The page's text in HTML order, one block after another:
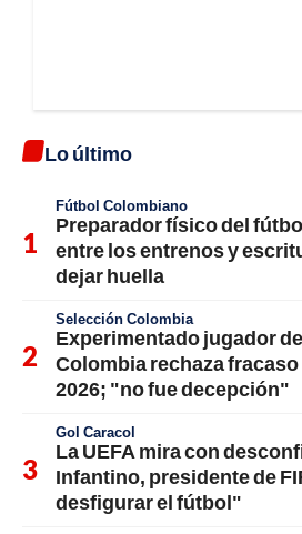
Lo último
Fútbol Colombiano
Preparador físico del
entre los entrenos y
dejar huella
Selección Colombia
Experimentado jugador
Colombia rechaza fracaso
2026; "no fue decepción"
Gol Caracol
La UEFA mira con
Infantino, presidente de
desfigurar el fútbol"